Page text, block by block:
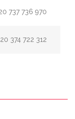
737 736 970
374 722 312